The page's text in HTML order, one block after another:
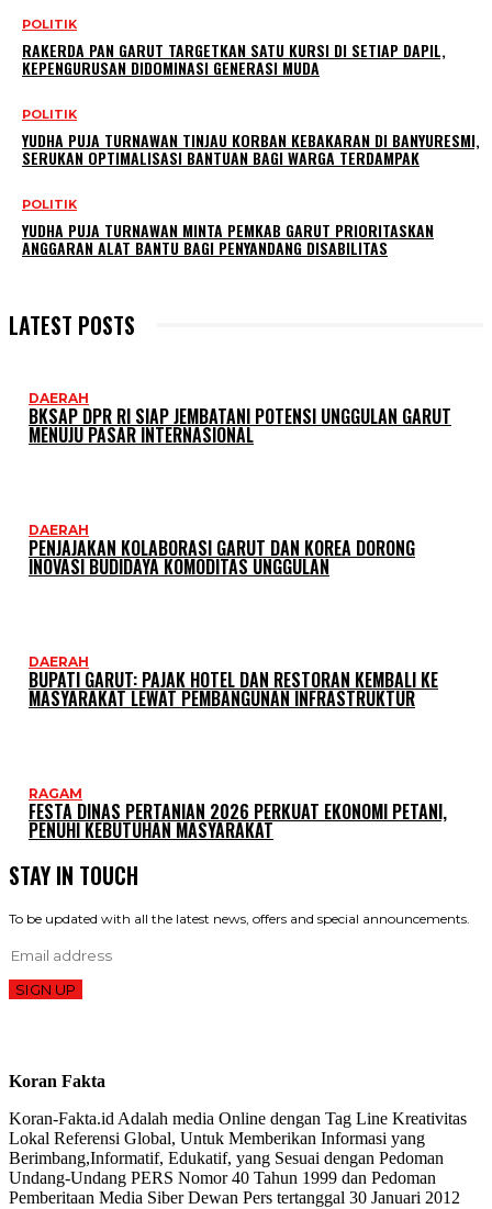
POLITIK
RAKERDA PAN GARUT TARGETKAN SATU KURSI DI SETIAP DAPIL,
KEPENGURUSAN DIDOMINASI GENERASI MUDA
POLITIK
YUDHA PUJA TURNAWAN TINJAU KORBAN KEBAKARAN DI BANYURESMI,
SERUKAN OPTIMALISASI BANTUAN BAGI WARGA TERDAMPAK
POLITIK
YUDHA PUJA TURNAWAN MINTA PEMKAB GARUT PRIORITASKAN
ANGGARAN ALAT BANTU BAGI PENYANDANG DISABILITAS
LATEST POSTS
DAERAH
BKSAP DPR RI SIAP JEMBATANI POTENSI UNGGULAN GARUT
MENUJU PASAR INTERNASIONAL
DAERAH
PENJAJAKAN KOLABORASI GARUT DAN KOREA DORONG
INOVASI BUDIDAYA KOMODITAS UNGGULAN
DAERAH
BUPATI GARUT: PAJAK HOTEL DAN RESTORAN KEMBALI KE
MASYARAKAT LEWAT PEMBANGUNAN INFRASTRUKTUR
RAGAM
FESTA DINAS PERTANIAN 2026 PERKUAT EKONOMI PETANI,
PENUHI KEBUTUHAN MASYARAKAT
STAY IN TOUCH
To be updated with all the latest news, offers and special announcements.
SIGN UP
Koran Fakta
Koran-Fakta.id Adalah media Online dengan Tag Line Kreativitas
Lokal Referensi Global, Untuk Memberikan Informasi yang
Berimbang,Informatif, Edukatif, yang Sesuai dengan Pedoman
Undang-Undang PERS Nomor 40 Tahun 1999 dan Pedoman
Pemberitaan Media Siber Dewan Pers tertanggal 30 Januari 2012